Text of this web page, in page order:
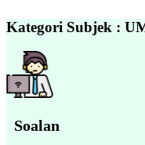
Kategori Subjek :
Soalan